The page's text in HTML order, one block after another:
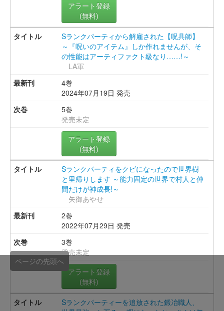
アラート登録
(無料)
Sランクパーティから解雇された【呪具師】
～『呪いのアイテム』しか作れませんが、そ
の性能はアーティファクト級なり……!～
LA軍
4巻
2024年07月19日 発売
5巻
発売未定
アラート登録
(無料)
Sランクパーティをクビになったので世界樹
と里帰りします ～能力固定の世界で村人と仲
間だけが神成長!～
矢御あやせ
2巻
2022年07月29日 発売
3巻
発売未定
アラート登録
(無料)
Sランクパーティーを追放された鍛冶職人、
ページの先頭へ